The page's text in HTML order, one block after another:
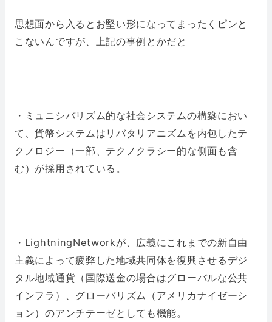
思想面から入るとお堅い形になってまったくピンと
こないんですが、上記の事例とかだと
・ミュニシバリズム的な社会システムの構築におい
て、貨幣システムはリバタリアニズムを内包したテ
クノロジー（一部、テクノクラシー的な側面も含
む）が採用されている。
・LightningNetworkが、広義にこれまでの新自由
主義によって疲弊した地域共同体を復興させるデジ
タル地域通貨（国際送金の場合はグローバルな公共
インフラ）、グローバリズム（アメリカナイゼーシ
ョン）のアンチテーゼとしても機能。